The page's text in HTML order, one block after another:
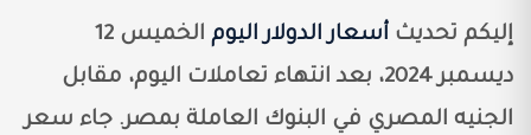
إليكم تحديث أسعار الدولار اليوم
الخميس 12
ديسمبر 2024، بعد انتهاء تعاملات اليوم، مقابل
الجنيه المصري في البنوك العاملة بمصر. جاء سعر